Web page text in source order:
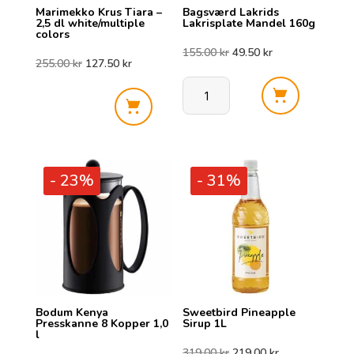
Marimekko Krus Tiara –
2,5 dl white/multiple
colors
255.00kr Opprinnelig
255.00 kr.
127.50 krNåværende
pris
2,5
white/multiple
colors
antall
Bagsværd Lakrids
Lakrisplate Mandel 160g
155.00kr Opprinnelig
155.00 kr.
49.50krNåværende
pris
Bagsværd
Mandel
160g
- 23%
Bodum Kenya
Presskanne 8 Kopper 1,0
l
- 31%
Sweetbird Pineapple
Sirup 1L